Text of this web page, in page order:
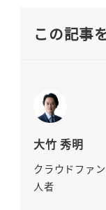
この記事
大竹 秀明
クラウドファ
人者